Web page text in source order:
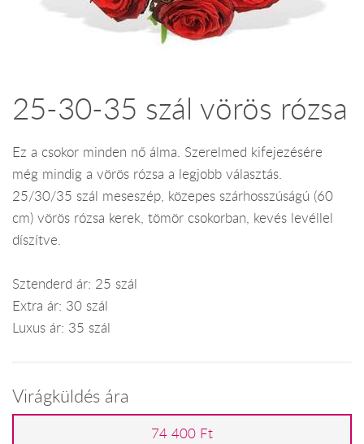
25-30-35 szál vörös rózsa
Ez a csokor minden nő álma. Szerelmed kifejezésére
még mindig a vörös rózsa a legjobb választás.
25/30/35 szál meseszép, közepes szárhosszúságú (60
cm) vörös rózsa kerek, tömör csokorban, kevés levéllel
díszítve.
Sztenderd ár: 25 szál
Extra ár: 30 szál
Luxus ár: 35 szál
Virágküldés ára
74 400 Ft